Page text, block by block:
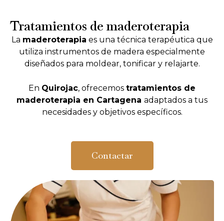
Tratamientos de maderoterapia
La maderoterapia es una técnica terapéutica que
utiliza instrumentos de madera especialmente
diseñados para moldear, tonificar y relajarte.
En Quirojac, ofrecemos tratamientos de
maderoterapia en Cartagena adaptados a tus
necesidades y objetivos específicos.
Contactar